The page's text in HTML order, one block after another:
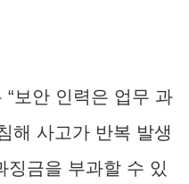
보안 인력은 업무 과
해 사고가 반복 발생
징금을 부과할 수 있